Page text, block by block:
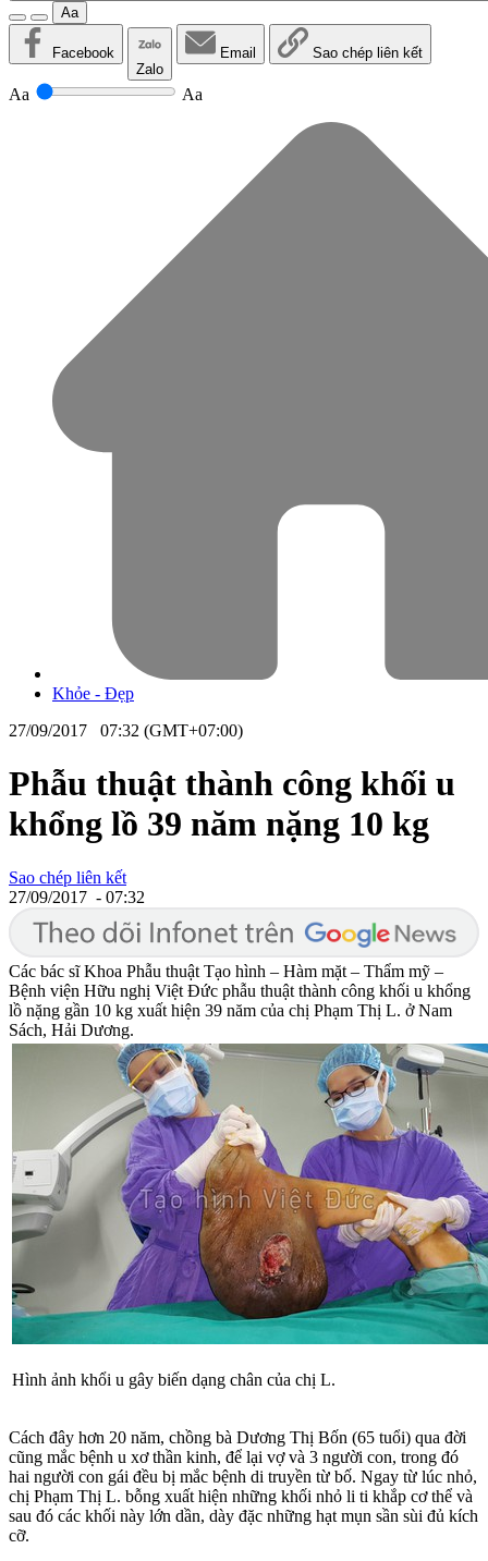
Aa
Facebook
Zalo
Email Sao chép liên kết
Aa Aa
Khỏe - Đẹp
27/09/2017 07:32 (GMT+07:00)
Phẫu thuật thành công khối u
khổng lồ 39 năm nặng 10 kg
Sao chép liên kết
27/09/2017 - 07:32
Các bác sĩ Khoa Phẫu thuật Tạo hình – Hàm mặt – Thẩm mỹ –
Bệnh viện Hữu nghị Việt Đức phẫu thuật thành công khối u khổng
lồ nặng gần 10 kg xuất hiện 39 năm của chị Phạm Thị L. ở Nam
Sách, Hải Dương.
Hình ảnh khổi u gây biến dạng chân của chị L.
Cách đây hơn 20 năm, chồng bà Dương Thị Bốn (65 tuổi) qua đời
cũng mắc bệnh u xơ thần kinh, để lại vợ và 3 người con, trong đó
hai người con gái đều bị mắc bệnh di truyền từ bố. Ngay từ lúc nhỏ,
chị Phạm Thị L. bỗng xuất hiện những khối nhỏ li ti khắp cơ thể và
sau đó các khối này lớn dần, dày đặc những hạt mụn sần sùi đủ kích
cỡ.